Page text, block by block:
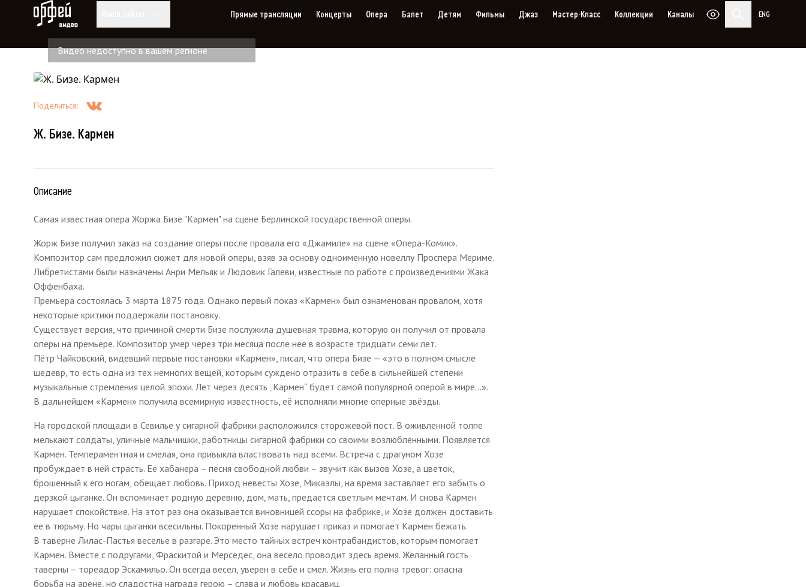
Видео Орфей
Прямые трансляции Концерты Опера Балет Детям Фильмы Джаз Мастер-Класс Коллекции Каналы ENG
Видео недоступно в вашем регионе
Поделиться:
Ж. Бизе. Кармен
Описание
Самая известная опера Жоржа Бизе "Кармен" на сцене Берлинской государственной оперы.
Жорж Бизе получил заказ на создание оперы после провала его «Джамиле» на сцене «Опера-Комик».
Композитор сам предложил сюжет для новой оперы, взяв за основу одноименную новеллу Проспера Мериме.
Либретистами были назначены Анри Мельяк и Людовик Галеви, известные по работе с произведениями Жака
Оффенбаха.
Премьера состоялась 3 марта 1875 года. Однако первый показ «Кармен» был ознаменован провалом, хотя
некоторые критики поддержали постановку.
Существует версия, что причиной смерти Бизе послужила душевная травма, которую он получил от провала
оперы на премьере. Композитор умер через три месяца после нее в возрасте тридцати семи лет.
Пётр Чайковский, видевший первые постановки «Кармен», писал, что опера Бизе — «это в полном смысле
шедевр, то есть одна из тех немногих вещей, которым суждено отразить в себе в сильнейшей степени
музыкальные стремления целой эпохи. Лет через десять „Кармен“ будет самой популярной оперой в мире…».
В дальнейшем «Кармен» получила всемирную известность, её исполняли многие оперные звёзды.
На городской площади в Севилье у сигарной фабрики расположился сторожевой пост. В оживленной толпе
мелькают солдаты, уличные мальчишки, работницы сигарной фабрики со своими возлюбленными. Появляется
Кармен. Темпераментная и смелая, она привыкла властвовать над всеми. Встреча с драгуном Хозе
пробуждает в ней страсть. Ее хабанера – песня свободной любви – звучит как вызов Хозе, а цветок,
брошенный к его ногам, обещает любовь. Приход невесты Хозе, Микаэлы, на время заставляет его забыть о
дерзкой цыганке. Он вспоминает родную деревню, дом, мать, предается светлым мечтам. И снова Кармен
нарушает спокойствие. На этот раз она оказывается виновницей ссоры на фабрике, и Хозе должен доставить
ее в тюрьму. Но чары цыганки всесильны. Покоренный Хозе нарушает приказ и помогает Кармен бежать.
В таверне Лилас-Пастья веселье в разгаре. Это место тайных встреч контрабандистов, которым помогает
Кармен. Вместе с подругами, Фраскитой и Мерседес, она весело проводит здесь время. Желанный гость
таверны – тореадор Эскамильо. Он всегда весел, уверен в себе и смел. Жизнь его полна тревог: опасна
борьба на арене, но сладостна награда герою – слава и любовь красавиц.